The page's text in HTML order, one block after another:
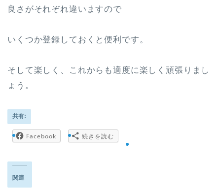
良さがそれぞれ違いますので
いくつか登録しておくと便利です。
そして楽しく、これからも適度に楽しく頑張りまし
ょう。
共有:
Facebook 続きを読む
関連